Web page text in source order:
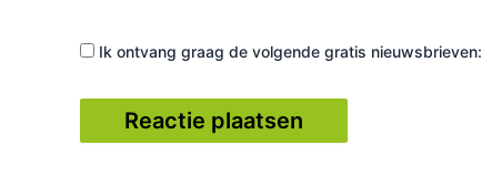
Ik ontvang graag de volgende gratis nieuwsbrieven: